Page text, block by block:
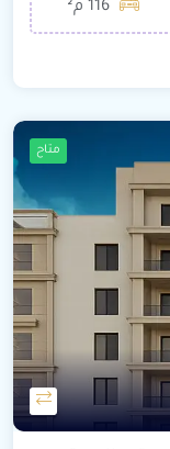
116 م²
متاح